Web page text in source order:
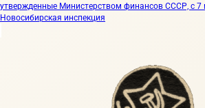
утвержденные Министерством финансов СССР, с 7
Новосибирская инспекция